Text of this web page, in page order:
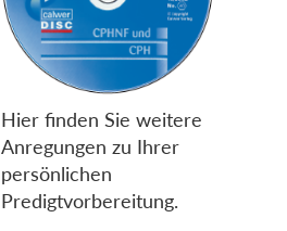
Hier finden Sie weitere
Anregungen zu Ihrer
persönlichen
Predigtvorbereitung.